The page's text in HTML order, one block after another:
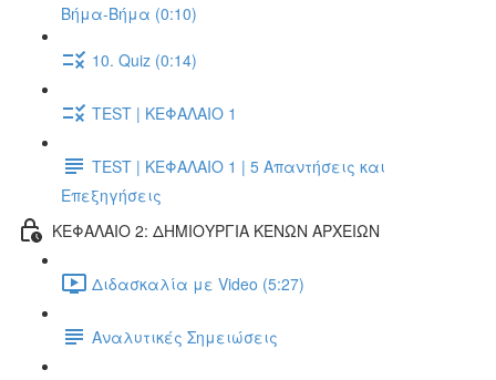
Βήμα-Βήμα (0:10)
10. Quiz (0:14)
TEST | ΚΕΦΑΛΑΙΟ 1
TEST | ΚΕΦΑΛΑΙΟ 1 | 5 Απαντήσεις και
Επεξηγήσεις
ΚΕΦΑΛΑΙΟ 2: ΔΗΜΙΟΥΡΓΙΑ ΚΕΝΩΝ ΑΡΧΕΙΩΝ
Διδασκαλία με Video (5:27)
Αναλυτικές Σημειώσεις